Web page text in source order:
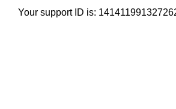
Your support ID is: